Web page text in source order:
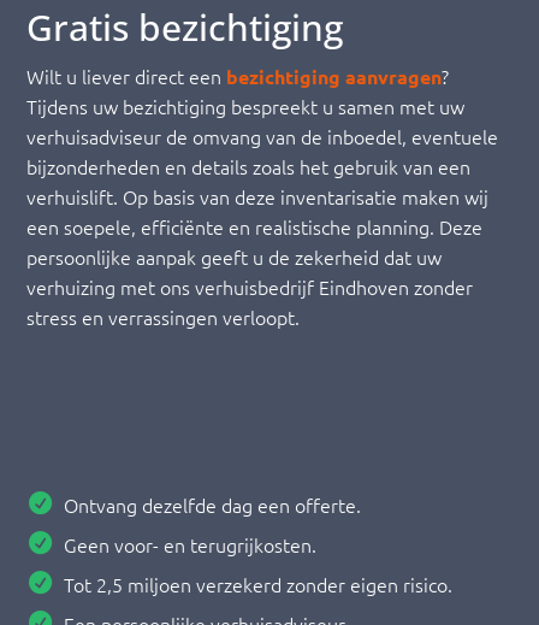
Gratis bezichtiging
Wilt u liever direct een bezichtiging aanvragen?
Tijdens uw bezichtiging bespreekt u samen met uw
verhuisadviseur de omvang van de inboedel, eventuele
bijzonderheden en details zoals het gebruik van een
verhuislift. Op basis van deze inventarisatie maken wij
een soepele, efficiënte en realistische planning. Deze
persoonlijke aanpak geeft u de zekerheid dat uw
verhuizing met ons verhuisbedrijf Eindhoven zonder
stress en verrassingen verloopt.
Ontvang dezelfde dag een offerte.
Geen voor- en terugrijkosten.
Tot 2,5 miljoen verzekerd zonder eigen risico.